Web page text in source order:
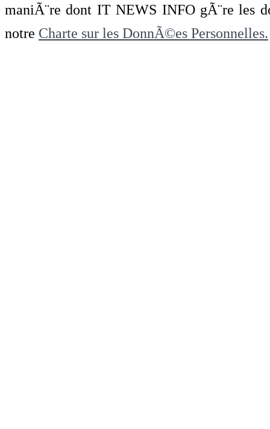
maniÃ¨re dont IT NEWS INFO gÃ¨re les
notre Charte sur les DonnÃ©es Personnelles.